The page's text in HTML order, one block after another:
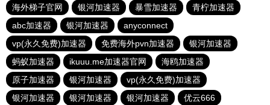
海外梯子官网
银河加速器 暴雪加速器
青柠加速器
abc加速器
银河加速器
anyconnect
vp(永久免费)加速器
免费海外pvn加速器
银河加速器
蚂蚁加速器
ikuuu.me加速器官网
海鸥加速器
原子加速器
银河加速器
vp(永久免费)加速器
银河加速器
银河加速器 银河加速器 优云666